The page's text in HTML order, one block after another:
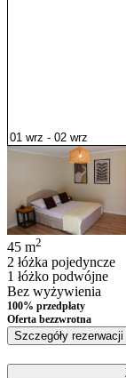
45 m2
2 łóżka pojedyncze
1 łóżko podwójne
Bez wyżywienia
100% przedpłaty
Oferta bezzwrotna
Szczegóły rezerwacji